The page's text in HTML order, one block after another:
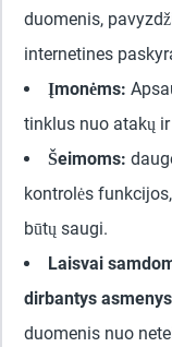
duomenis,
internetines
Įmonėms:
tinklus nuo atakų
Šeimoms:
kontrolės
būtų saugi.
Laisvai
dirbantys asmenys
duomenis nuo